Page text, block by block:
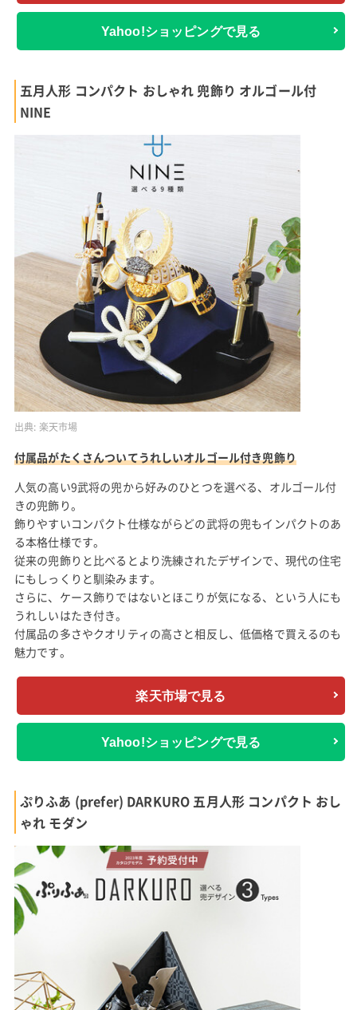
Yahoo!ショッピングで見る
五月人形 コンパクト おしゃれ 兜飾り オルゴール付
NINE
出典: 楽天市場
付属品がたくさんついてうれしいオルゴール付き兜飾り
人気の高い9武将の兜から好みのひとつを選べる、オルゴール付
きの兜飾り。
飾りやすいコンパクト仕様ながらどの武将の兜もインパクトのあ
る本格仕様です。
従来の兜飾りと比べるとより洗練されたデザインで、現代の住宅
にもしっくりと馴染みます。
さらに、ケース飾りではないとほこりが気になる、という人にも
うれしいはたき付き。
付属品の多さやクオリティの高さと相反し、低価格で買えるのも
魅力です。
楽天市場で見る
Yahoo!ショッピングで見る
ぷりふあ (prefer) DARKURO 五月人形 コンパクト おし
ゃれ モダン